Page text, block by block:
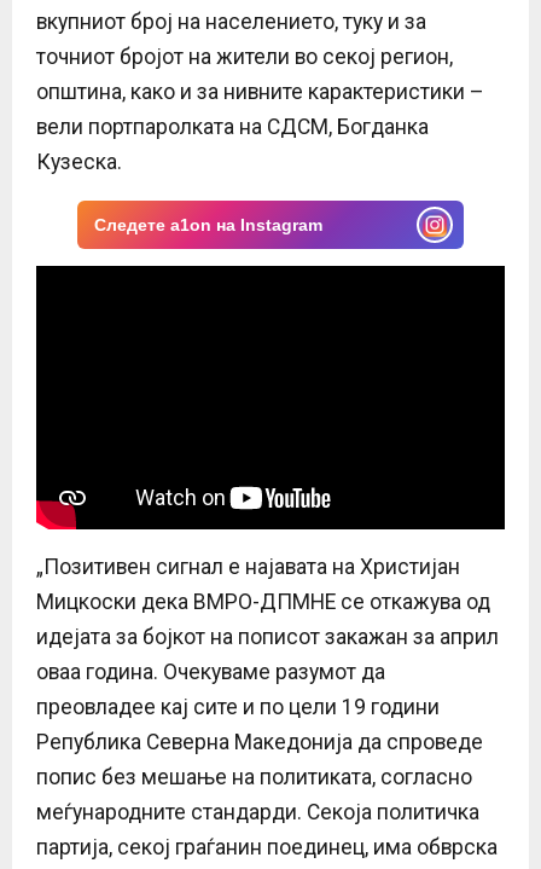
вкупниот број на населението, туку и за
точниот бројот на жители во секој регион,
општина, како и за нивните карактеристики –
вели портпаролката на СДСМ, Богданка
Кузеска.
Следете a1on на Instagram
„Позитивен сигнал е најавата на Христијан
Мицкоски дека ВМРО-ДПМНЕ се откажува од
идејата за бојкот на пописот закажан за април
оваа година. Очекуваме разумот да
преовладее кај сите и по цели 19 години
Република Северна Македонија да спроведе
попис без мешање на политиката, согласно
меѓународните стандарди. Секоја политичка
партија, секој граѓанин поединец, има обврска